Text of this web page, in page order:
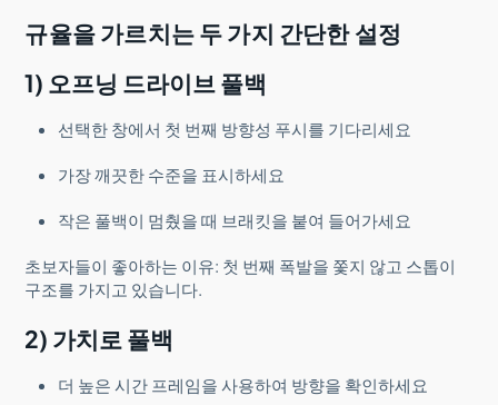
규율을 가르치는 두 가지 간단한 설정
1) 오프닝 드라이브 풀백
선택한 창에서 첫 번째 방향성 푸시를 기다리세요
가장 깨끗한 수준을 표시하세요
작은 풀백이 멈췄을 때 브래킷을 붙여 들어가세요
초보자들이 좋아하는 이유: 첫 번째 폭발을 쫓지 않고 스톱이
구조를 가지고 있습니다.
2) 가치로 풀백
더 높은 시간 프레임을 사용하여 방향을 확인하세요